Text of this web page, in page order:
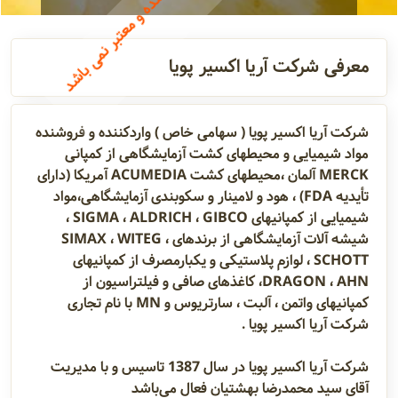
تماس
مدیران و
مسئولین
گالری
سابقه
شرکت
معرفی شرکت آریا اکسیر پویا
شرکت آریا اکسیر پویا ( سهامی خاص ) واردکننده و فروشنده
مواد شیمیایی و محیطهای کشت آزمایشگاهی از کمپانی
MERCK آلمان ،محیطهای کشت ACUMEDIA آمریکا (دارای
تأیدیه FDA) ، هود و لامینار و سکوبندی آزمایشگاهی،مواد
شیمیایی از کمپانیهای SIGMA ، ALDRICH ، GIBCO ،
شیشه آلات آزمایشگاهی از برندهای SIMAX ، WITEG ،
SCHOTT ، لوازم پلاستیکی و یکبارمصرف از کمپانیهای
DRAGON ، AHN، کاغذهای صافی و فیلتراسیون از
کمپانیهای واتمن ، آلبت ، سارتریوس و MN با نام تجاری
شرکت آریا اکسیر پویا .
شرکت آریا اکسیر پویا در سال 1387 تاسیس و با مدیریت
آقای سید محمدرضا بهشتیان فعال می‌باشد